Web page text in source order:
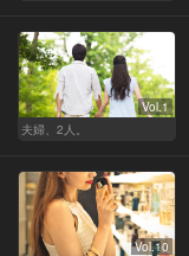
Vol.1
夫婦、2人。
Vol.10